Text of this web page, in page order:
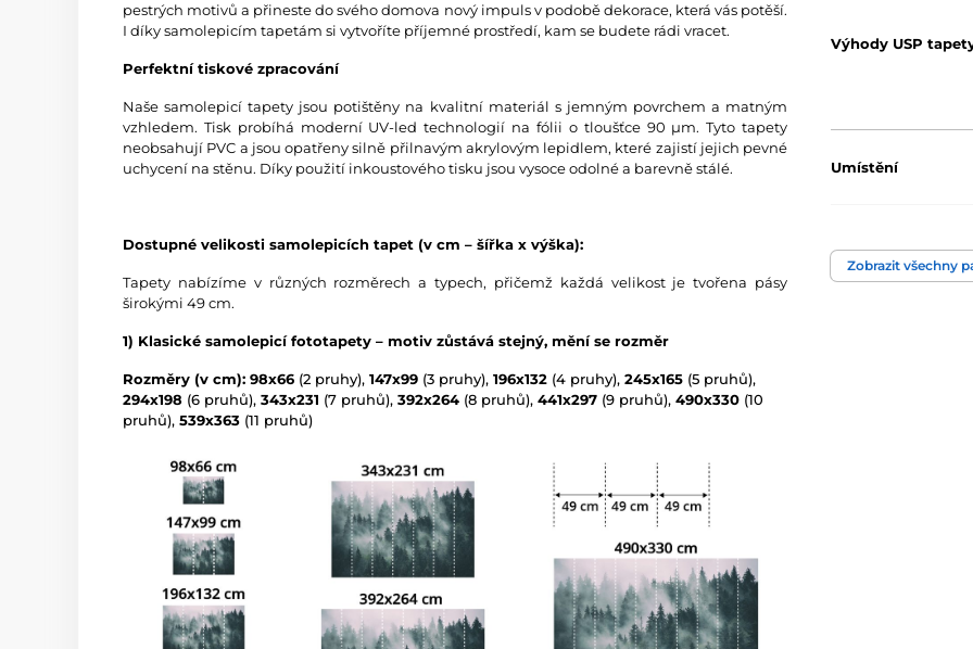
pestrých motivů a přineste do svého domova nový impuls v podobě dekorace, která vás potěší.
I díky samolepicím tapetám si vytvoříte příjemné prostředí, kam se budete rádi vracet.
Perfektní tiskové zpracování
Naše samolepicí tapety jsou potištěny na kvalitní materiál s jemným povrchem a matným
vzhledem. Tisk probíhá moderní UV-led technologií na fólii o tloušťce 90 µm. Tyto tapety
neobsahují PVC a jsou opatřeny silně přilnavým akrylovým lepidlem, které zajistí jejich pevné
uchycení na stěnu. Díky použití inkoustového tisku jsou vysoce odolné a barevně stálé.
Dostupné velikosti samolepicích tapet (v cm – šířka x výška):
Tapety nabízíme v různých rozměrech a typech, přičemž každá velikost je tvořena pásy
širokými 49 cm.
1) Klasické samolepicí fototapety – motiv zůstává stejný, mění se rozměr
Rozměry (v cm): 98x66 (2 pruhy), 147x99 (3 pruhy), 196x132 (4 pruhy), 245x165 (5 pruhů),
294x198 (6 pruhů), 343x231 (7 pruhů), 392x264 (8 pruhů), 441x297 (9 pruhů), 490x330 (10
pruhů), 539x363 (11 pruhů)
Výhody USP
Umístění
Technologie tapet
Zobrazit všechny